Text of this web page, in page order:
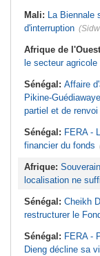
Mali: La Biennale
d'interruption
Afrique de
le secteur agricole
Sénégal: Affaire
Pikine-
partiel et de
Sénégal: FERA -
financier du fonds
Afrique:
localisation ne
Sénégal: Cheikh
restructurer le
Sénégal: FERA -
Dieng décline sa